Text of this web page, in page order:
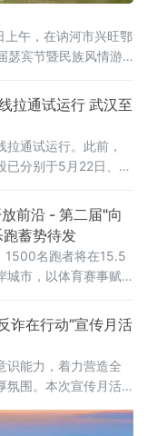
午，在讷河市兴旺鄂
瑟宾节暨民族风情游
祥和”，瑟宾节作为鄂
瑟宾节活动由黑龙江
拉通试运行 武汉至
通试运行。此前，
已分别于5月22日、5
下坚实基础。据了
行试验，是高速铁路
实际
前沿 - 第二届"向
蓄势待发
1500名跑者将在15.5
城市，以体育赛事赋
诈在行动”宣传月活
识能力，着力营造全
氛围。本次宣传月活
门将重点围绕刷单返